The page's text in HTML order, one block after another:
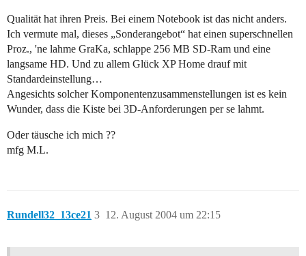
Qualität hat ihren Preis. Bei einem Notebook ist das nicht anders.
Ich vermute mal, dieses „Sonderangebot“ hat einen superschnellen
Proz., 'ne lahme GraKa, schlappe 256 MB SD-Ram und eine
langsame HD. Und zu allem Glück XP Home drauf mit
Standardeinstellung…
Angesichts solcher Komponentenzusammenstellungen ist es kein
Wunder, dass die Kiste bei 3D-Anforderungen per se lahmt.
Oder täusche ich mich ??
mfg M.L.
Rundell32_13ce21 12. August 2004 um 22:15
3